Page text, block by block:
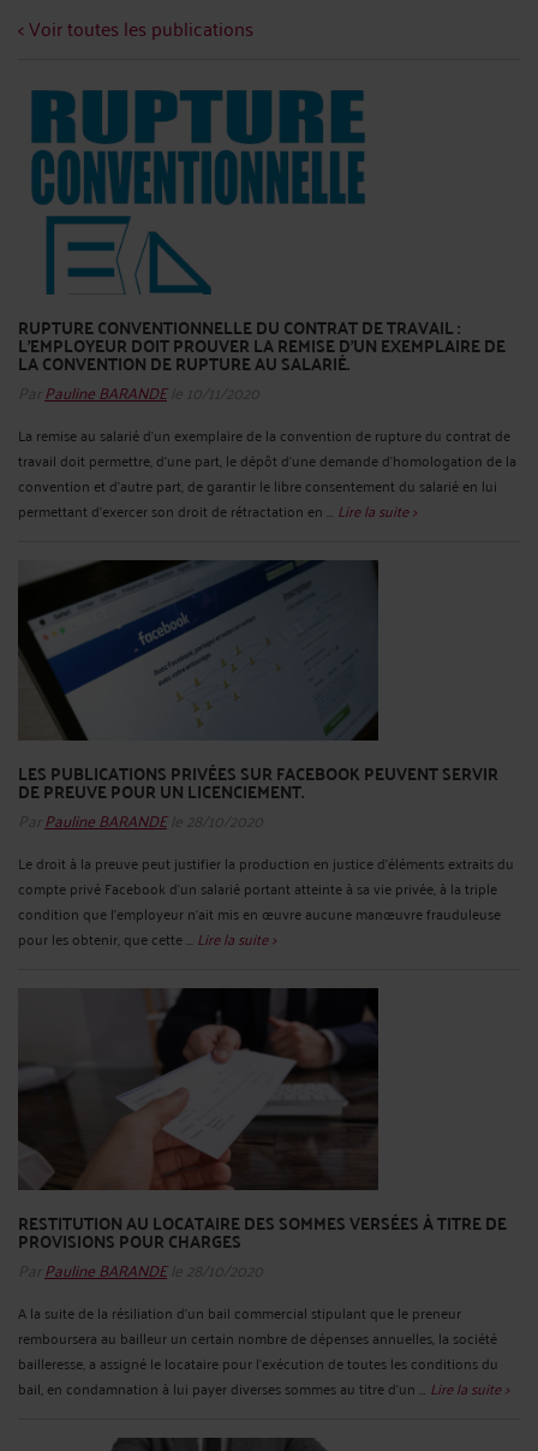
< Voir toutes les publications
RUPTURE CONVENTIONNELLE DU CONTRAT DE TRAVAIL :
L’EMPLOYEUR DOIT PROUVER LA REMISE D’UN EXEMPLAIRE DE
LA CONVENTION DE RUPTURE AU SALARIÉ.
Par Pauline BARANDEle 10/11/2020
La remise au salarié d’un exemplaire de la convention de rupture du contrat de
travail doit permettre, d’une part, le dépôt d’une demande d’homologation de la
convention et d’autre part, de garantir le libre consentement du salarié en lui
permettant d’exercer son droit de rétractation en ... Lire la suite >
LES PUBLICATIONS PRIVÉES SUR FACEBOOK PEUVENT SERVIR
DE PREUVE POUR UN LICENCIEMENT.
Par Pauline BARANDEle 28/10/2020
Le droit à la preuve peut justifier la production en justice d’éléments extraits du
compte privé Facebook d’un salarié portant atteinte à sa vie privée, à la triple
condition que l’employeur n’ait mis en œuvre aucune manœuvre frauduleuse
pour les obtenir, que cette ... Lire la suite >
RESTITUTION AU LOCATAIRE DES SOMMES VERSÉES À TITRE DE
PROVISIONS POUR CHARGES
Par Pauline BARANDEle 28/10/2020
A la suite de la résiliation d’un bail commercial stipulant que le preneur
remboursera au bailleur un certain nombre de dépenses annuelles, la société
bailleresse, a assigné le locataire pour l’exécution de toutes les conditions du
bail, en condamnation à lui payer diverses sommes au titre d’un ... Lire la suite >